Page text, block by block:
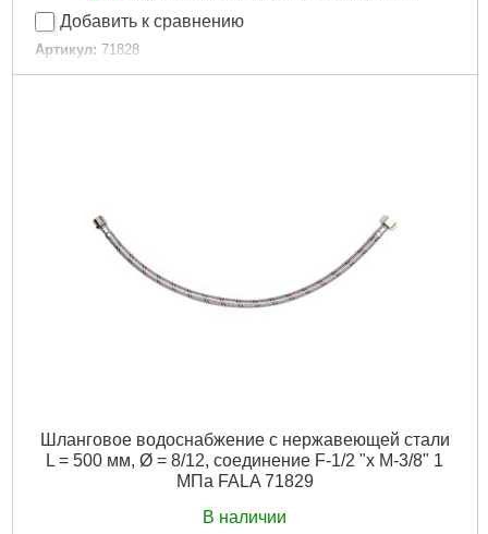
Добавить к сравнению
Артикул: 71828
Код товара: 30.57.09
Шланговое водоснабжение с нержавеющей стали
L = 500 мм, Ø = 8/12, соединение F-1/2 "x M-3/8" 1
МПа FALA 71829
В наличии